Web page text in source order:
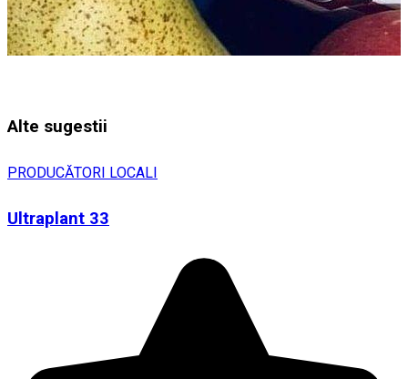
Alte sugestii
PRODUCĂTORI LOCALI
Ultraplant 33